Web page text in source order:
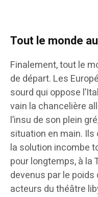
Tout le monde
Finalement, tout le
de départ. Les
sourd qui oppose
vain la chancelière
l’insu de son plein
situation en main. Ils
la solution incombe
pour longtemps, à la
devenus par le
acteurs du théâtre